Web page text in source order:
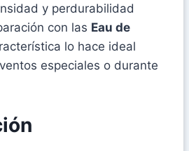
y perdurabilidad
con las Eau de
lo hace ideal
especiales o durante